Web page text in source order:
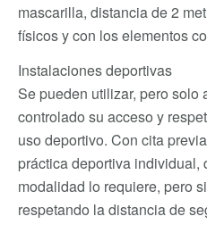
mascarilla, distancia de 2
físicos y con los elementos
Instalaciones deportivas
Se pueden utilizar, pero solo
controlado su acceso y
uso deportivo. Con cita
práctica deportiva individual,
modalidad lo requiere, pero
respetando la distancia de